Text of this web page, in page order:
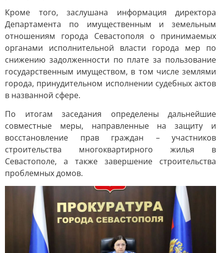
Кроме того, заслушана информация директора
Департамента по имущественным и земельным
отношениям города Севастополя о принимаемых
органами исполнительной власти города мер по
снижению задолженности по плате за пользование
государственным имуществом, в том числе землями
города, принудительном исполнении судебных актов
в названной сфере.
По итогам заседания определены дальнейшие
совместные меры, направленные на защиту и
восстановление прав граждан – участников
строительства многоквартирного жилья в
Севастополе, а также завершение строительства
проблемных домов.